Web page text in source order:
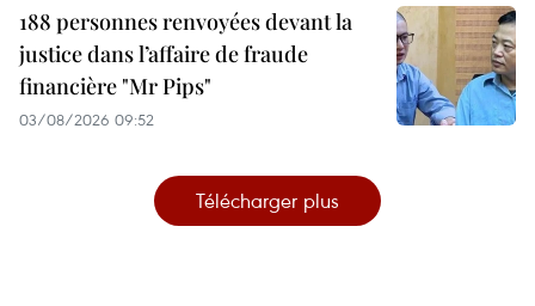
188 personnes renvoyées devant la
justice dans l’affaire de fraude
financière "Mr Pips"
03/08/2026 09:52
Télécharger plus